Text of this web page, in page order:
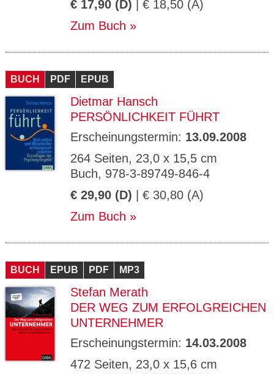
€ 17,90 (D) | € 18,50 (A)
Zum Buch
BUCH PDF EPUB
Dietmar Hansch
PERSÖNLICHKEIT FÜHRT
Erscheinungstermin: 13.09.2008
264 Seiten, 23,0 x 15,5 cm
Buch, 978-3-89749-846-4
€ 29,90 (D) | € 30,80 (A)
Zum Buch
BUCH EPUB PDF MP3
Stefan Merath
DER WEG ZUM ERFOLGREICHEN
UNTERNEHMER
Erscheinungstermin: 14.03.2008
472 Seiten, 23,0 x 15,6 cm